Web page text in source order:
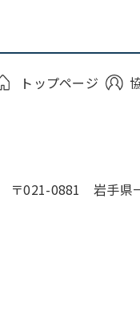
トップページ
〒021-0881 岩手県